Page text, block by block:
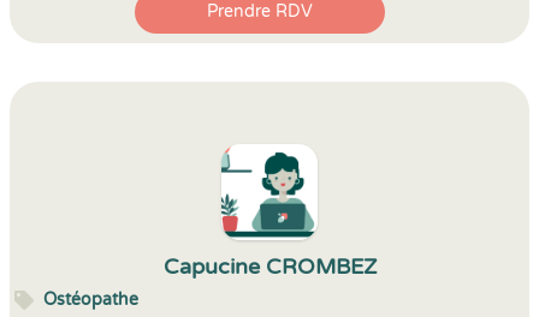
Prendre RDV
Capucine CROMBEZ
Ostéopathe